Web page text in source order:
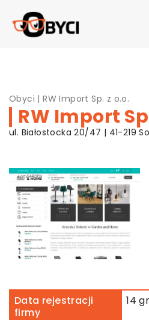
Obyci |RW Import Sp. z o.o.
RW Import
ul. Białostocka 20/47 | 41-219
Data rejestracji
firmy
14